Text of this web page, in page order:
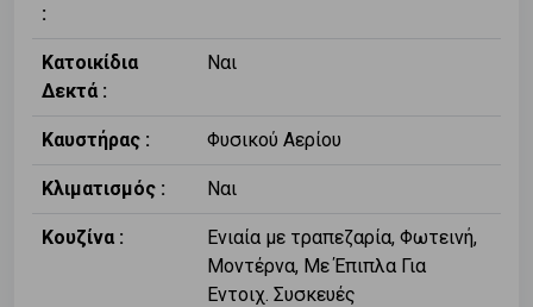
:
Κατοικίδια
Δεκτά :
Ναι
Καυστήρας : Φυσικού Αερίου
Κλιματισμός : Ναι
Κουζίνα :
Ενιαία με τραπεζαρία, Φωτεινή,
Μοντέρνα, Με Έπιπλα Για
Εντοιχ. Συσκευές